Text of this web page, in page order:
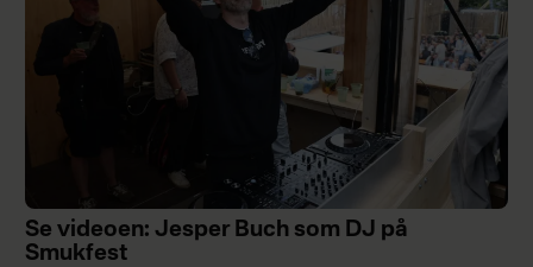
Se videoen: Jesper Buch som DJ på
Smukfest